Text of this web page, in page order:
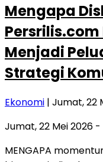
Mengapa
Persrilis.com
Menjadi
Strategi
Ekonomi | Jumat, 22
Jumat, 22 Mei 2026 -
MENGAPA